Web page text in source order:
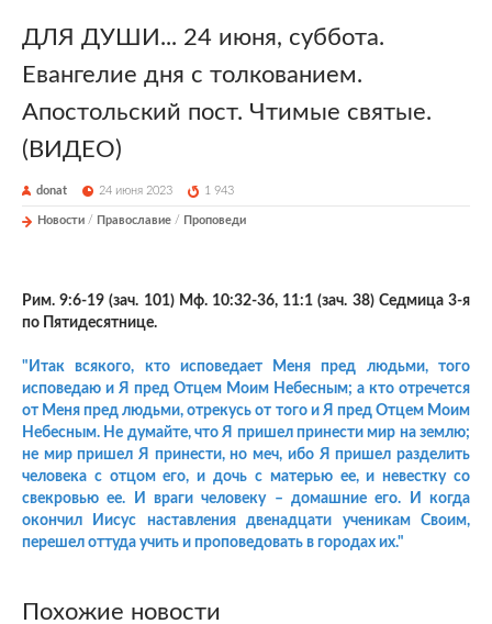
ДЛЯ ДУШИ... 24 июня, суббота.
Евангелие дня с толкованием.
Апостольский пост. Чтимые святые.
(ВИДЕО)
donat 24 июня 2023 1 943
Новости / Православие / Проповеди
Рим. 9:6-19 (зач. 101) Мф. 10:32-36, 11:1 (зач. 38) Седмица 3-я
по Пятидесятнице.
"Итак всякого, кто исповедает Меня пред людьми, того
исповедаю и Я пред Отцем Моим Небесным; а кто отречется
от Меня пред людьми, отрекусь от того и Я пред Отцем Моим
Небесным. Не думайте, что Я пришел принести мир на землю;
не мир пришел Я принести, но меч, ибо Я пришел разделить
человека с отцом его, и дочь с матерью ее, и невестку со
свекровью ее. И враги человеку – домашние его. И когда
окончил Иисус наставления двенадцати ученикам Своим,
перешел оттуда учить и проповедовать в городах их."
Похожие новости